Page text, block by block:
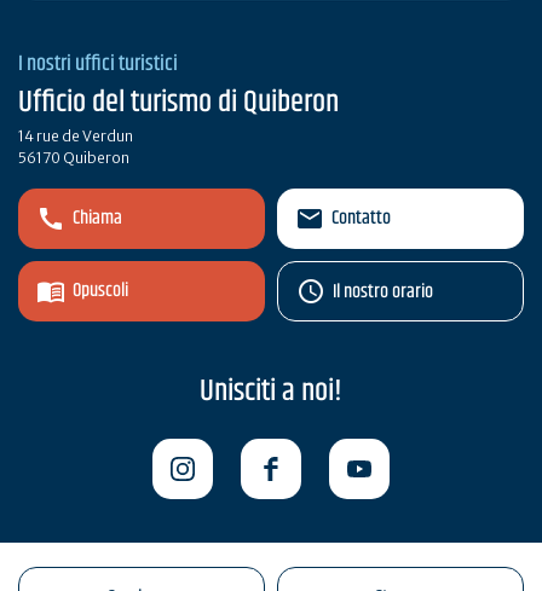
I nostri uffici turistici
Ufficio del turismo di Quiberon
14 rue de Verdun
56170 Quiberon
Chiama
Opuscoli
Contatto
Il nostro orario
Unisciti a noi!